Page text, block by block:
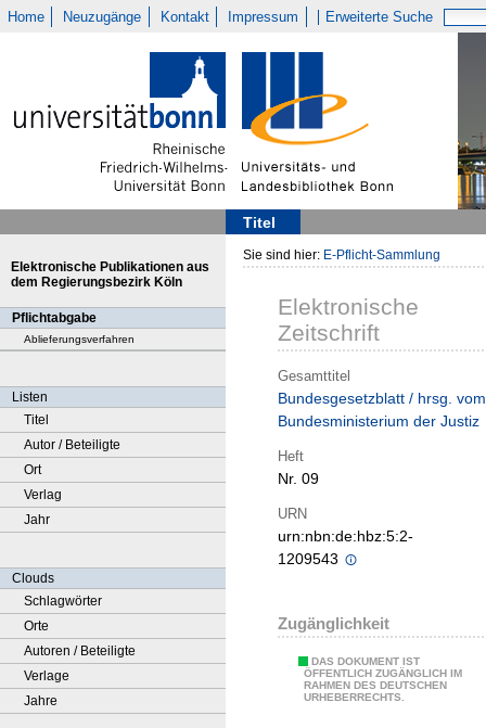
Home Neuzugänge Kontakt Impressum Erweiterte Suche
Titel
Elektronische Publikationen aus
dem Regierungsbezirk Köln
Pflichtabgabe
Ablieferungsverfahren
Listen
Titel
Autor / Beteiligte
Ort
Verlag
Jahr
Clouds
Schlagwörter
Orte
Autoren / Beteiligte
Verlage
Jahre
Sie sind hier: E-Pflicht-Sammlung
Elektronische
Zeitschrift
Gesamttitel
Bundesgesetzblatt / hrsg. vom
Bundesministerium der Justiz
Heft
Nr. 09
URN
urn:nbn:de:hbz:5:2-
1209543
Zugänglichkeit
DAS DOKUMENT IST
ÖFFENTLICH ZUGÄNGLICH IM
RAHMEN DES DEUTSCHEN
URHEBERRECHTS.